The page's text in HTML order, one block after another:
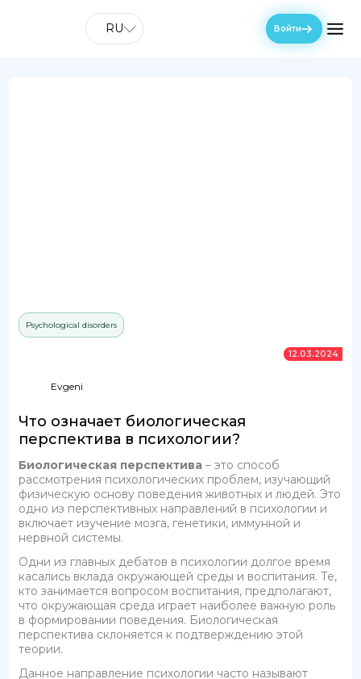
RU Войти
Psychological disorders
12.03.2024
Evgeni
Что означает биологическая
перспектива в психологии?
Биологическая перспектива – это способ
рассмотрения психологических проблем, изучающий
физическую основу поведения животных и людей. Это
одно из перспективных направлений в психологии и
включает изучение мозга, генетики, иммунной и
нервной системы.
Одни из главных дебатов в психологии долгое время
касались вклада окружающей среды и воспитания. Те,
кто занимается вопросом воспитания, предполагают,
что окружающая среда играет наиболее важную роль
в формировании поведения. Биологическая
перспектива склоняется к подтверждению этой
теории.
Данное направление психологии часто называют